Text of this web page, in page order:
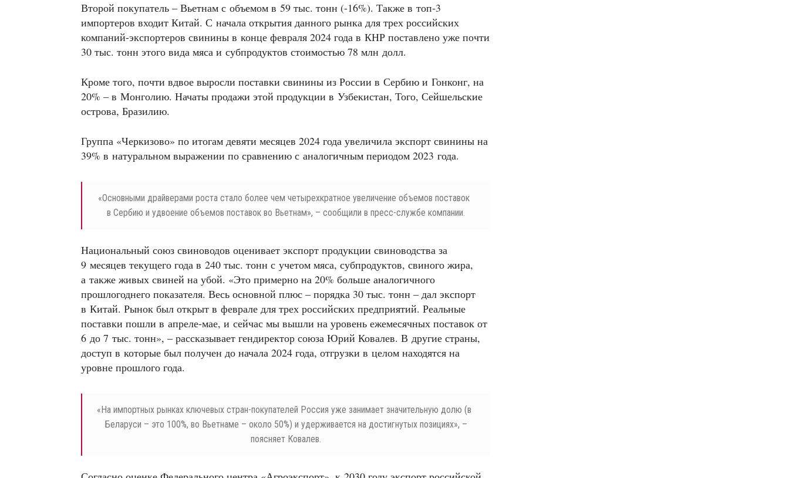
Второй покупатель – Вьетнам с объемом в 59 тыс. тонн (-16%). Также в топ‑3
импортеров входит Китай. С начала открытия данного рынка для трех российских
компаний-экспортеров свинины в конце февраля 2024 года в КНР поставлено уже почти
30 тыс. тонн этого вида мяса и субпродуктов стоимостью 78 млн долл.
Кроме того, почти вдвое выросли поставки свинины из России в Сербию и Гонконг, на
20% – в Монголию. Начаты продажи этой продукции в Узбекистан, Того, Сейшельские
острова, Бразилию.
Группа «Черкизово» по итогам девяти месяцев 2024 года увеличила экспорт свинины на
39% в натуральном выражении по сравнению с аналогичным периодом 2023 года.
«Основными драйверами роста стало более чем четырехкратное увеличение объемов поставок
в Сербию и удвоение объемов поставок во Вьетнам», – сообщили в пресс-службе компании.
Национальный союз свиноводов оценивает экспорт продукции свиноводства за
9 месяцев текущего года в 240 тыс. тонн с учетом мяса, субпродуктов, свиного жира,
а также живых свиней на убой. «Это примерно на 20% больше аналогичного
прошлогоднего показателя. Весь основной плюс – порядка 30 тыс. тонн – дал экспорт
в Китай. Рынок был открыт в феврале для трех российских предприятий. Реальные
поставки пошли в апреле-мае, и сейчас мы вышли на уровень ежемесячных поставок от
6 до 7 тыс. тонн», – рассказывает гендиректор союза Юрий Ковалев. В другие страны,
доступ в которые был получен до начала 2024 года, отгрузки в целом находятся на
уровне прошлого года.
«На импортных рынках ключевых стран-покупателей Россия уже занимает значительную долю (в
Беларуси – это 100%, во Вьетнаме – около 50%) и удерживается на достигнутых позициях», –
поясняет Ковалев.